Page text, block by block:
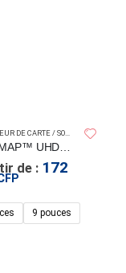
GPS LECTEUR DE CARTE / SONDEURS
ECHOMAP™ UHD2 TACTILE
de : 172
9 pouces